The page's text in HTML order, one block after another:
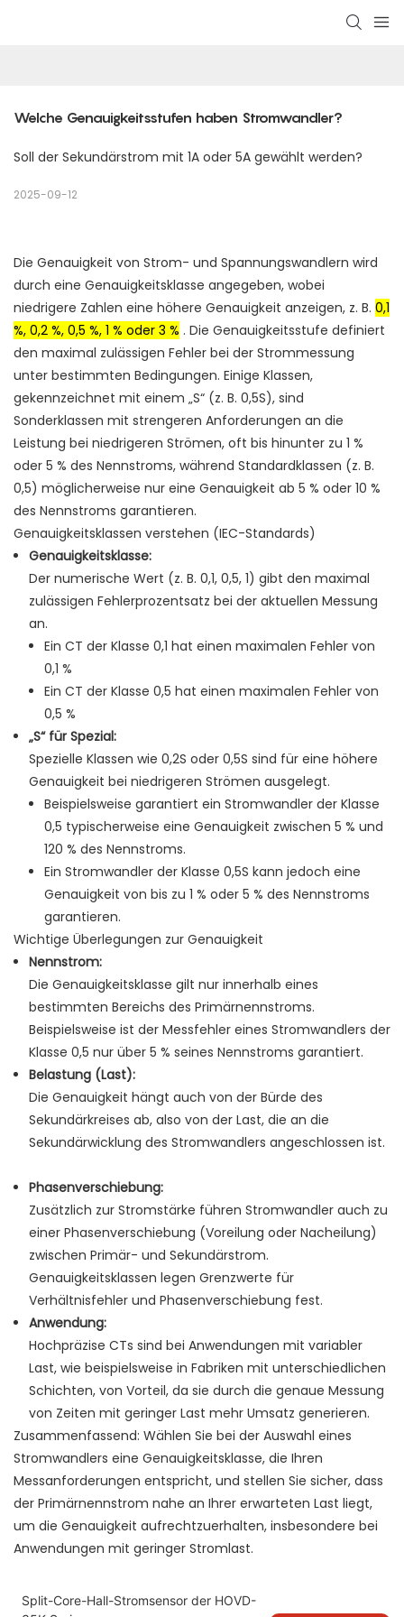
Welche Genauigkeitsstufen haben Stromwandler?
Soll der Sekundärstrom mit 1A oder 5A gewählt werden?
2025-09-12
Die Genauigkeit von Strom- und Spannungswandlern wird
durch eine Genauigkeitsklasse angegeben, wobei
niedrigere Zahlen eine höhere Genauigkeit anzeigen, z. B. 0,1
%, 0,2 %, 0,5 %, 1 % oder 3 % . Die Genauigkeitsstufe definiert
den maximal zulässigen Fehler bei der Strommessung
unter bestimmten Bedingungen. Einige Klassen,
gekennzeichnet mit einem „S“ (z. B. 0,5S), sind
Sonderklassen mit strengeren Anforderungen an die
Leistung bei niedrigeren Strömen, oft bis hinunter zu 1 %
oder 5 % des Nennstroms, während Standardklassen (z. B.
0,5) möglicherweise nur eine Genauigkeit ab 5 % oder 10 %
des Nennstroms garantieren.
Genauigkeitsklassen verstehen (IEC-Standards)
Genauigkeitsklasse:
Der numerische Wert (z. B. 0,1, 0,5, 1) gibt den maximal
zulässigen Fehlerprozentsatz bei der aktuellen Messung
an.
Ein CT der Klasse 0,1 hat einen maximalen Fehler von
0,1 %
Ein CT der Klasse 0,5 hat einen maximalen Fehler von
0,5 %
„S“ für Spezial:
Spezielle Klassen wie 0,2S oder 0,5S sind für eine höhere
Genauigkeit bei niedrigeren Strömen ausgelegt.
Beispielsweise garantiert ein Stromwandler der Klasse
0,5 typischerweise eine Genauigkeit zwischen 5 % und
120 % des Nennstroms.
Ein Stromwandler der Klasse 0,5S kann jedoch eine
Genauigkeit von bis zu 1 % oder 5 % des Nennstroms
garantieren.
Wichtige Überlegungen zur Genauigkeit
Nennstrom:
Die Genauigkeitsklasse gilt nur innerhalb eines
bestimmten Bereichs des Primärnennstroms.
Beispielsweise ist der Messfehler eines Stromwandlers der
Klasse 0,5 nur über 5 % seines Nennstroms garantiert.
Belastung (Last):
Die Genauigkeit hängt auch von der Bürde des
Sekundärkreises ab, also von der Last, die an die
Sekundärwicklung des Stromwandlers angeschlossen ist.
Phasenverschiebung:
Zusätzlich zur Stromstärke führen Stromwandler auch zu
einer Phasenverschiebung (Voreilung oder Nacheilung)
zwischen Primär- und Sekundärstrom.
Genauigkeitsklassen legen Grenzwerte für
Verhältnisfehler und Phasenverschiebung fest.
Anwendung:
Hochpräzise CTs sind bei Anwendungen mit variabler
Last, wie beispielsweise in Fabriken mit unterschiedlichen
Schichten, von Vorteil, da sie durch die genaue Messung
von Zeiten mit geringer Last mehr Umsatz generieren.
Zusammenfassend: Wählen Sie bei der Auswahl eines
Stromwandlers eine Genauigkeitsklasse, die Ihren
Messanforderungen entspricht, und stellen Sie sicher, dass
der Primärnennstrom nahe an Ihrer erwarteten Last liegt,
um die Genauigkeit aufrechtzuerhalten, insbesondere bei
Anwendungen mit geringer Stromlast.
Split-Core-Hall-Stromsensor der HOVD-